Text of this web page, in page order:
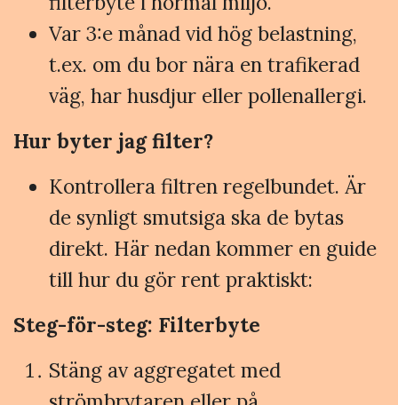
Var 3:e månad vid hög belastning,
t.ex. om du bor nära en trafikerad
väg, har husdjur eller pollenallergi.
Hur byter jag filter?
Kontrollera filtren regelbundet. Är
de synligt smutsiga ska de bytas
direkt. Här nedan kommer en guide
till hur du gör rent praktiskt:
Steg-för-steg: Filterbyte
Stäng av aggregatet med